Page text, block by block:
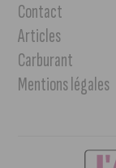
Contact
Articles
Carburant
Mentions légales